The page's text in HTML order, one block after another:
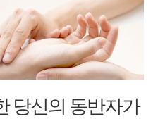
당신의 동반자가